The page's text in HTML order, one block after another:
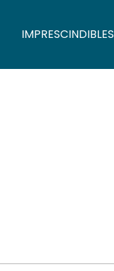
IMPRESCINDIBLES